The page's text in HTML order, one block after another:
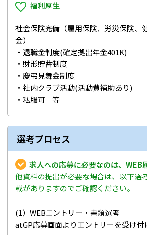
福利厚生
社会保険完備（雇用保険、労災保険、
金）
・退職金制度(確定拠出年金401K)
・財形貯蓄制度
・慶弔見舞金制度
・社内クラブ活動(活動費補助あり)
・私服可 等
選考プロセス
求人への応募に必要なのは、WEB
他資料の提出が必要な場合は、以下選
載がありますのでご確認ください。
(1）WEBエントリー・書類選考
atGP応募画面よりエントリーを受け付